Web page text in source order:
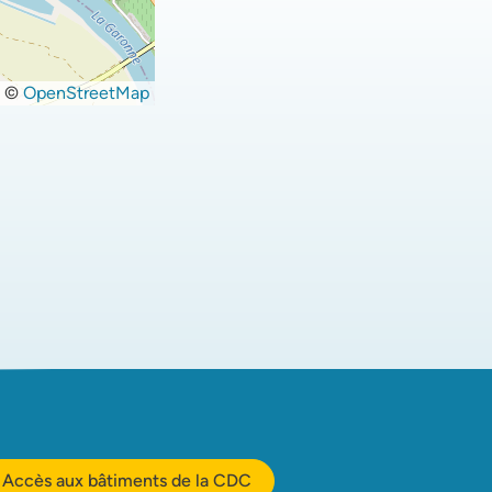
© OpenStreetMap
Accès aux bâtiments de la CDC